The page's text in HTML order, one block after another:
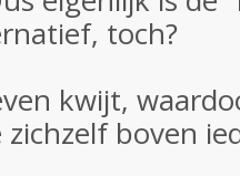
toch?
kwijt,
boven